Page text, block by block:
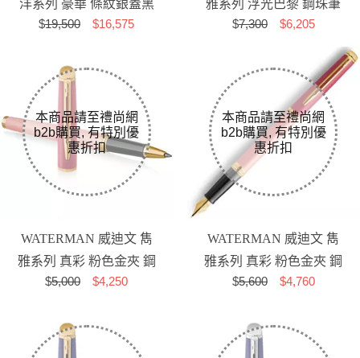
洋系列 豪華 條紋銀蓋黑
桿金夾 18K金 鋼筆
$19,500 $16,575
雅系列 浮光巴黎 鋼珠筆
$7,300$6,205
WATERMAN 威迪文 雋
雅系列 真彩 粉色金夾 鋼
珠筆
$5,000 $4,250
WATERMAN 威迪文 雋
雅系列 真彩 粉色金夾 鋼
筆
$5,600$4,760